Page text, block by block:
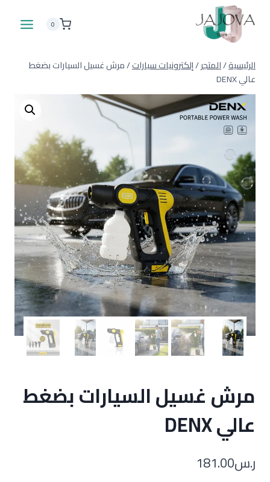
المحتوى
0
الرئيسية/المتجر/إلكترونيات سيارات/مرش غسيل السيارات بضغط
عالي DENX
مرش غسيل السيارات بضغط
عالي DENX
ر.س181.00